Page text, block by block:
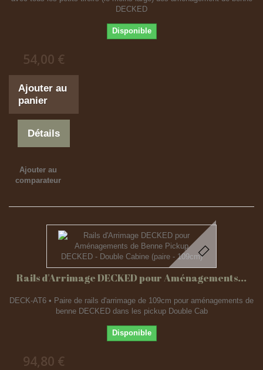
DECKED
Disponible
54,00 €
Ajouter au
panier
Détails
Ajouter au
comparateur
Rails d'Arrimage DECKED pour Aménagements...
DECK-AT6 • Paire de rails d'arrimage de 109cm pour aménagements de
benne DECKED dans les pickup Double Cab
Disponible
94,80 €